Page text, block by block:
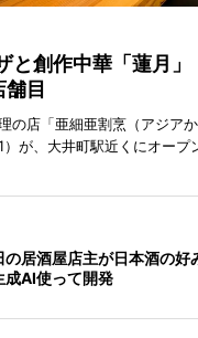
と創作中華「蓮月
目
の店「亜細亜割烹（アジア
が、大井町駅近くにオープ
の居酒屋店主が日本酒の好
AI使って開発